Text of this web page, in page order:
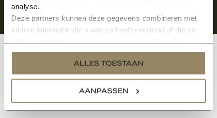
analyse.
Deze partners kunnen deze gegevens combineren met
andere informatie die u aan ze heeft verstrekt of die ze
services.
ALLES TOESTAAN
AANPASSEN
Klantenservice
Categorieën